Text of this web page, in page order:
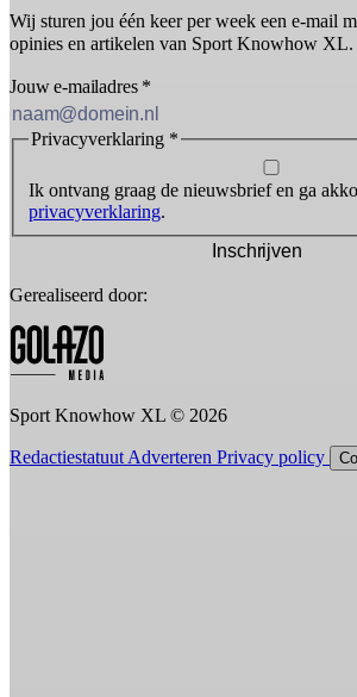
Wij sturen jou één keer per week een e-mail
opinies en artikelen van Sport Knowhow XL.
Jouw e-mailadres *
Privacyverklaring *
Ik ontvang graag de nieuwsbrief en ga
privacyverklaring.
Inschrijven
Gerealiseerd door:
Sport Knowhow XL © 2026
Redactiestatuut Adverteren Privacy policy